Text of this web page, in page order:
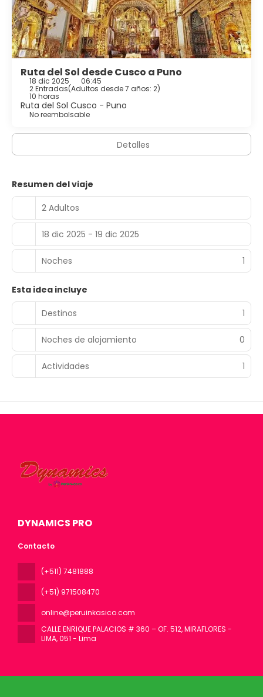
Ruta del Sol desde Cusco a Puno
18 dic 2025 06:45
2 Entradas(Adultos desde 7 años: 2)
10 horas
Ruta del Sol Cusco - Puno
No reembolsable
Detalles
Resumen del viaje
2 Adultos
18 dic 2025 - 19 dic 2025
Noches 1
Esta idea incluye
Destinos
1
Noches de alojamiento 0
Actividades 1
DYNAMICS PRO
Contacto
(+511) 7481888
(+51) 971508470
online@peruinkasico.com
CALLE ENRIQUE PALACIOS # 360 – OF. 512, MIRAFLORES -
LIMA, 051 - Lima